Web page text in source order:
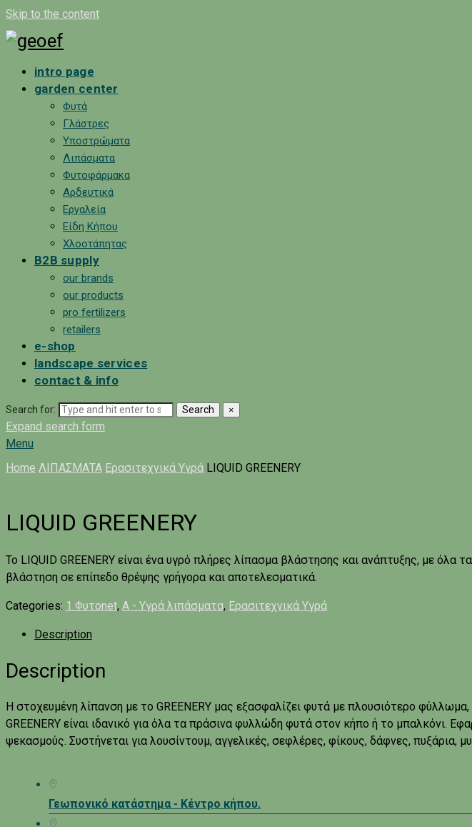
Skip to the content
intro page
garden center
Φυτά
Γλάστρες
Υποστρώματα
Λιπάσματα
Φυτοφάρμακα
Αρδευτικά
Εργαλεία
Είδη Κήπου
Χλοοτάπητας
B2B supply
our brands
our products
pro fertilizers
retailers
e-shop
landscape services
contact & info
Search for: Search ×
Expand search form
Menu
Home ΛΙΠΑΣΜΑΤΑ Ερασιτεχνικά Υγρά LIQUID GREENERY
LIQUID GREENERY
Το LIQUID GREENERY είναι ένα υγρό πλήρες λίπασμα βλάστησης και ανάπτυξης, με όλα
βλάστηση σε επίπεδο θρέψης γρήγορα και αποτελεσματικά.
Categories: 1 Φυτοnet, A - Υγρά λιπάσματα, Ερασιτεχνικά Υγρά
Description
Description
Η στοχευμένη λίπανση με το GREENERY μας εξασφαλίζει φυτά με πλουσιότερο
GREENERY είναι ιδανικό για όλα τα πράσινα φυλλώδη φυτά στον κήπο ή το μπαλκόνι.
ψεκασμούς. Συστήνεται για λουσίντουμ, αγγελικές, σεφλέρες, φίκους, δάφνες, πυξάρια,
Γεωπονικό κατάστημα - Κέντρο κήπου.